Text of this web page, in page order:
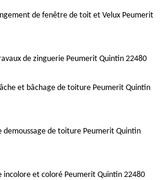
de fenêtre de toit et Velux Peumerit
de zinguerie Peumerit Quintin 22480
et bâchage de toiture Peumerit Quintin
demoussage de toiture Peumerit Quintin
incolore et coloré Peumerit Quintin 22480